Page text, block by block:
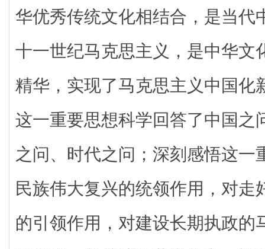
华优秀传统文化相结合，是当代
十一世纪马克思主义，是中华文
精华，实现了马克思主义中国化
这一重要思想科学回答了中国之
之问、时代之问；深刻感悟这一
民族伟大复兴的统领作用，对走
的引领作用，对建设长期执政的